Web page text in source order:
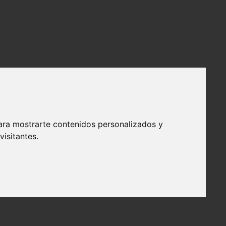
mostrarte contenidos personalizados y